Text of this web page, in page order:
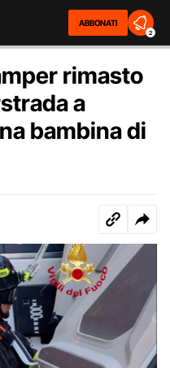
ABBONATI
2
rimasto
a
bambina di